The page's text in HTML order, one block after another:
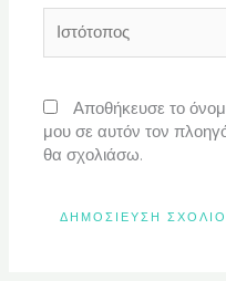
Αποθήκευσε το
μου σε αυτόν τον
θα σχολιάσω.